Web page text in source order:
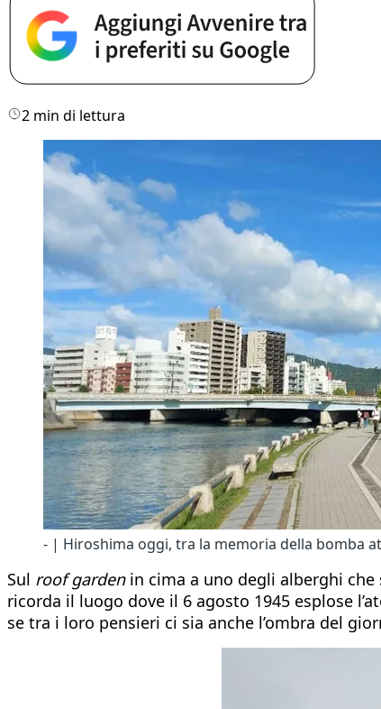
2 min di lettura
- | Hiroshima oggi, tra la memoria della bomba
Sul roof gardenin cima a uno degli alberghi che
ricorda il luogo dove il 6 agosto 1945 esplose
se tra i loro pensieri ci sia anche l’ombra del